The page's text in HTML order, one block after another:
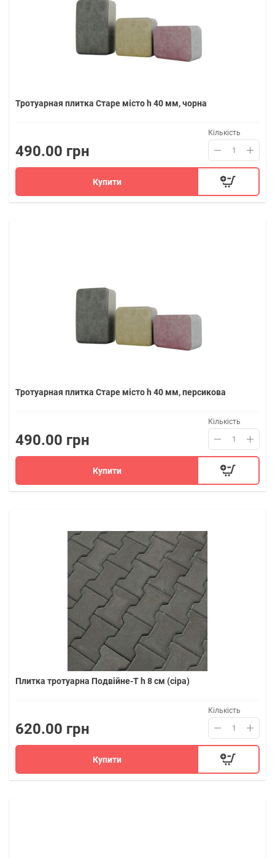
Тротуарная плитка Старе місто h 40 мм, чорна
490.00 грн
Кількість
Купити
Тротуарная плитка Старе місто h 40 мм, персикова
490.00 грн
Кількість
Купити
Плитка тротуарна Подвійне-Т h 8 см (сіра)
620.00 грн
Кількість
Купити